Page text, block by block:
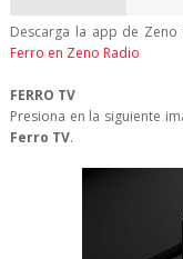
Descarga la app de Zeno
Ferro en Zeno Radio
FERRO TV
Presiona en la siguiente
Ferro TV.